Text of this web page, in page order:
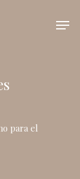
para el